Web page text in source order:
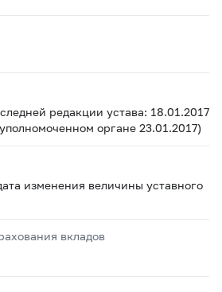
редакции устава: 18.01.2017
органе 23.01.2017)
изменения величины уставного
вкладов